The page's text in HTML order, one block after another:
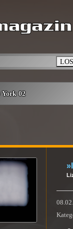
LOS
York 02